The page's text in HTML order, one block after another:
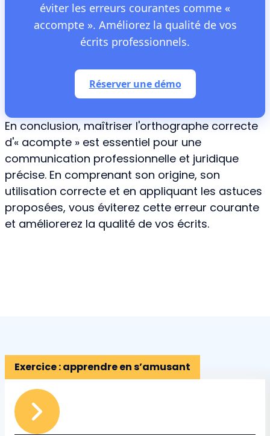
éviter les erreurs courantes comme «
accompte ». Améliorez la qualité de vos
écrits professionnels.
Réserver une démo
En conclusion, maîtriser l'orthographe correcte
d'« acompte » est essentiel pour une
communication professionnelle et juridique
précise. En comprenant son origine, son
utilisation correcte et en appliquant les astuces
proposées, vous éviterez cette erreur courante
et améliorerez la qualité de vos écrits.
Exercice : apprendre en s’amusant